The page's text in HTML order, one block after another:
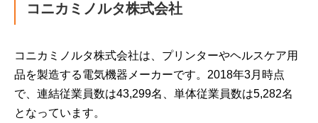
コニカミノルタ株式会社
コニカミノルタ株式会社は、プリンターやヘルスケア用
品を製造する電気機器メーカーです。2018年3月時点
で、連結従業員数は43,299名、単体従業員数は5,282名
となっています。